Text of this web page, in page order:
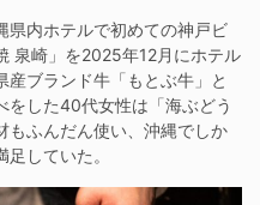
内ホテルで初めての神戸ビ
泉崎」を2025年12月にホテル
ブランド牛「もとぶ牛」と
をした40代女性は「海ぶどう
もふんだん使い、沖縄でしか
していた。